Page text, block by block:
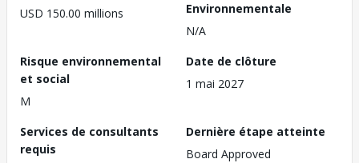
USD 150.00 millions
Environnementale
N/A
Risque environnemental
et social
M
Date de clôture
1 mai 2027
Services de consultants
requis
Dernière étape atteinte
Board Approved